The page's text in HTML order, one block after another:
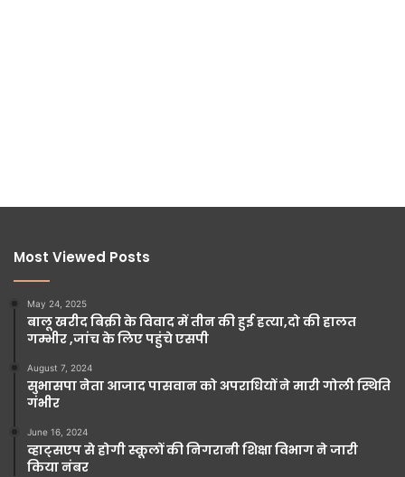
Most Viewed Posts
May 24, 2025
बालू खरीद बिक्री के विवाद में तीन की हुई हत्या,दो की हालत
गम्भीर ,जांच के लिए पहुंचे एसपी
August 7, 2024
सुभासपा नेता आजाद पासवान को अपराधियों ने मारी गोली स्थिति
गंभीर
June 16, 2024
व्हाट्सएप से होगी स्कूलों की निगरानी शिक्षा विभाग ने जारी
किया नंबर